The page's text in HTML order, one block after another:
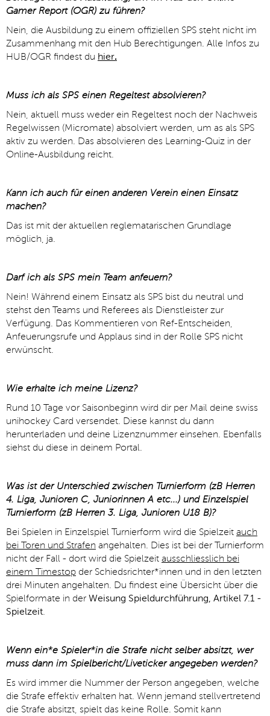
Gamer Report (OGR) zu führen?
Nein, die Ausbildung zu einem offiziellen SPS steht nicht im
Zusammenhang mit den Hub Berechtigungen. Alle Infos zu
HUB/OGR findest du hier.
Muss ich als SPS einen Regeltest absolvieren?
Nein, aktuell muss weder ein Regeltest noch der Nachweis
Regelwissen (Micromate) absolviert werden, um as als SPS
aktiv zu werden. Das absolvieren des Learning-Quiz in der
Online-Ausbildung reicht.
Kann ich auch für einen anderen Verein einen Einsatz
machen?
Das ist mit der aktuellen reglematarischen Grundlage
möglich, ja.
Darf ich als SPS mein Team anfeuern?
Nein! Während einem Einsatz als SPS bist du neutral und
stehst den Teams und Referees als Dienstleister zur
Verfügung. Das Kommentieren von Ref-Entscheiden,
Anfeuerungsrufe und Applaus sind in der Rolle SPS nicht
erwünscht.
Wie erhalte ich meine Lizenz?
Rund 10 Tage vor Saisonbeginn wird dir per Mail deine swiss
unihockey Card versendet. Diese kannst du dann
herunterladen und deine Lizenznummer einsehen. Ebenfalls
siehst du diese in deinem Portal.
Was ist der Unterschied zwischen Turnierform (zB Herren
4. Liga, Junioren C, Juniorinnen A etc...) und Einzelspiel
Turnierform (zB Herren 3. Liga, Junioren U18 B)?
Bei Spielen in Einzelspiel Turnierform wird die Spielzeit auch
bei Toren und Strafen angehalten. Dies ist bei der Turnierform
nicht der Fall - dort wird die Spielzeit ausschliesslich bei
einem Timestop der Schiedsrichter*innen und in den letzten
drei Minuten angehalten. Du findest eine Übersicht über die
Spielformate in der Weisung Spieldurchführung, Artikel 7.1 -
Spielzeit.
Wenn ein*e Spieler*in die Strafe nicht selber absitzt, wer
muss dann im Spielbericht/Liveticker angegeben werden?
Es wird immer die Nummer der Person angegeben, welche
die Strafe effektiv erhalten hat. Wenn jemand stellvertretend
die Strafe absitzt, spielt das keine Rolle. Somit kann